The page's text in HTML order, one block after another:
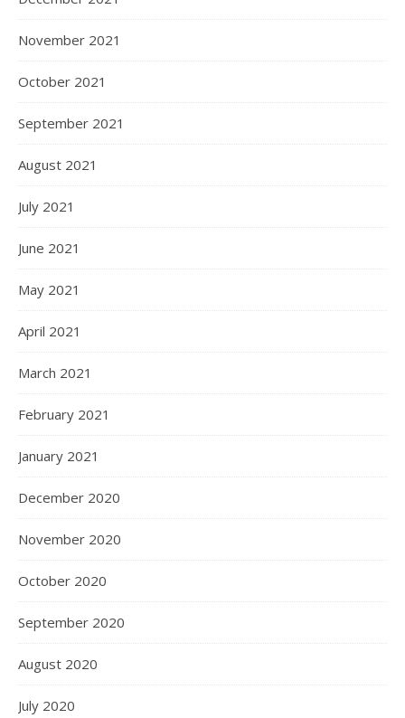
November 2021
October 2021
September 2021
August 2021
July 2021
June 2021
May 2021
April 2021
March 2021
February 2021
January 2021
December 2020
November 2020
October 2020
September 2020
August 2020
July 2020